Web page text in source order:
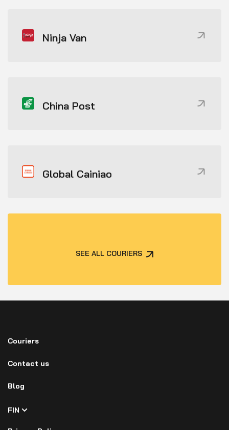
Ninja Van
China Post
Global Cainiao
SEE ALL COURIERS
Couriers
Contact us
Blog
FIN